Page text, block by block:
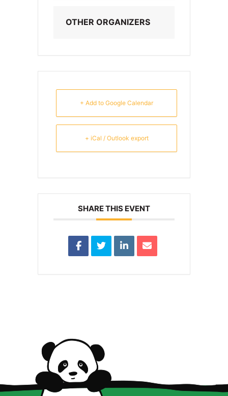
OTHER ORGANIZERS
+ Add to Google Calendar
+ iCal / Outlook export
SHARE THIS EVENT